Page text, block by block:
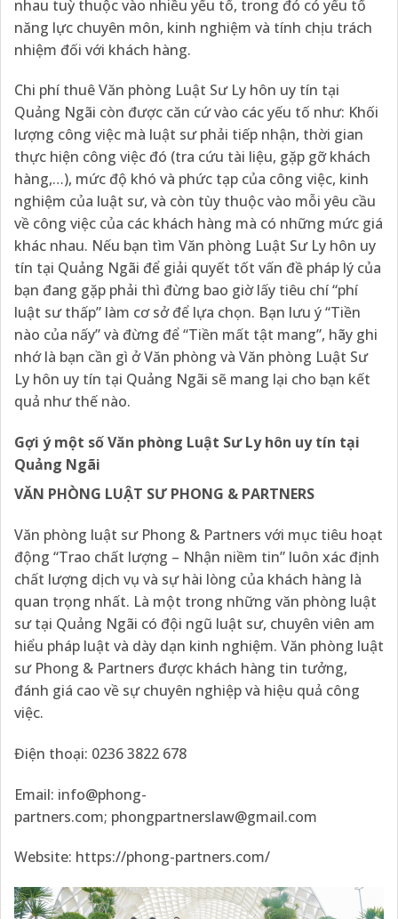
nhau tuỳ thuộc vào nhiều yếu tố, trong đó có yếu tố
năng lực chuyên môn, kinh nghiệm và tính chịu trách
nhiệm đối với khách hàng.
Chi phí thuê Văn phòng Luật Sư Ly hôn uy tín tại
Quảng Ngãi còn được căn cứ vào các yếu tố như: Khối
lượng công việc mà luật sư phải tiếp nhận, thời gian
thực hiện công việc đó (tra cứu tài liệu, gặp gỡ khách
hàng,…), mức độ khó và phức tạp của công việc, kinh
nghiệm của luật sư, và còn tùy thuộc vào mỗi yêu cầu
về công việc của các khách hàng mà có những mức giá
khác nhau. Nếu bạn tìm Văn phòng Luật Sư Ly hôn uy
tín tại Quảng Ngãi để giải quyết tốt vấn đề pháp lý của
bạn đang gặp phải thì đừng bao giờ lấy tiêu chí “phí
luật sư thấp” làm cơ sở để lựa chọn. Bạn lưu ý “Tiền
nào của nấy” và đừng để “Tiền mất tật mang”, hãy ghi
nhớ là bạn cần gì ở Văn phòng và Văn phòng Luật Sư
Ly hôn uy tín tại Quảng Ngãi sẽ mang lại cho bạn kết
quả như thế nào.
Gợi ý một số Văn phòng Luật Sư Ly hôn uy tín tại
Quảng Ngãi
VĂN PHÒNG LUẬT SƯ PHONG & PARTNERS
Văn phòng luật sư Phong & Partners với mục tiêu hoạt
động “Trao chất lượng – Nhận niềm tin” luôn xác định
chất lượng dịch vụ và sự hài lòng của khách hàng là
quan trọng nhất. Là một trong những văn phòng luật
sư tại Quảng Ngãi có đội ngũ luật sư, chuyên viên am
hiểu pháp luật và dày dạn kinh nghiệm. Văn phòng luật
sư Phong & Partners được khách hàng tin tưởng,
đánh giá cao về sự chuyên nghiệp và hiệu quả công
việc.
Điện thoại: 0236 3822 678
Email: info@phong-
partners.com; phongpartnerslaw@gmail.com
Website: https://phong-partners.com/